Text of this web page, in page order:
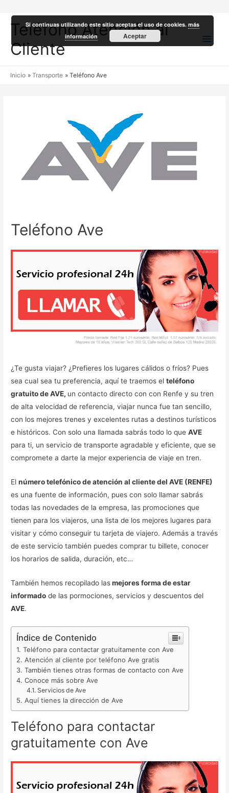
Teléfono Atención al
Cliente
Inicio Transporte Teléfono Ave
Teléfono Ave
¿Te gusta viajar? ¿Prefieres los lugares cálidos o fríos? Pues
sea cual sea tu preferencia, aquí te traemos elteléfono
gratuito de AVE, un contacto directo con con Renfe y su tren
de alta velocidad de referencia, viajar nunca fue tan sencillo,
con los mejores trenes y excelentes rutas a destinos turísticos
e históricos. Con solo una llamada sabrás todo lo queAVE
para ti, un servicio de transporte agradable y eficiente, que se
compromete a darte la mejor experiencia de viaje en tren.
Elnúmero telefónico de atención al cliente del AVE (RENFE)
es una fuente de información, pues con solo llamar sabrás
todas las novedades de la empresa, las promociones que
tienen para los viajeros, una lista de los mejores lugares para
visitar y cómo conseguir tu tarjeta de viajero. Además a través
de este servicio también puedes comprar tu billete, conocer
los horarios de salida, duración, etc…
También hemos recopilado lasmejores forma de estar
informado de las pormociones, servicios y descuentos del
AVE.
Índice de Contenido
Teléfono para contactar gratuitamente con Ave
Atención al cliente por teléfono Ave gratis
También tienes otras formas de contacto con Ave
Conoce más sobre Ave
Servicios de Ave
Aquí tienes la dirección de Ave
Teléfono para contactar
gratuitamente con Ave
Si continuas utilizando este sitio aceptas el uso de cookies.más
información
Aceptar